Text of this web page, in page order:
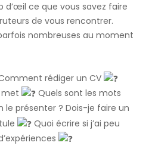
d’œil ce que vous savez faire
de vous rencontrer.
nombreuses au moment
rédiger un CV
met
Quels sont les mots
le présenter ? Dois-je faire un
Quoi écrire si j’ai peu